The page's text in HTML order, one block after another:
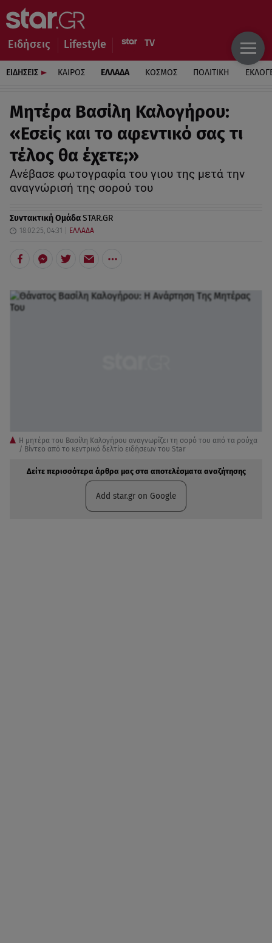
Ειδήσεις Lifestyle
ΕΙΔΗΣΕΙΣ ΚΑΙΡΟΣ ΕΛΛΑΔΑ ΚΟΣΜΟΣ ΠΟΛΙΤΙΚΗ
Μητέρα Βασίλη Καλογήρου:
«Εσείς και το αφεντικό σας τι
τέλος θα έχετε;»
Ανέβασε φωτογραφία του γιου της μετά την
αναγνώρισή της σορού του
Συντακτική ΟμάδαSTAR.GR
18.02.25, 04:31 ΕΛΛΑΔΑ
H μητέρα του Βασίλη Καλογήρου αναγνωρίζει τη σορό του από τα ρούχα
/ Βίντεο από το κεντρικό δελτίο ειδήσεων του Star
Δείτε περισσότερα άρθρα μας στα αποτελέσματα αναζήτησης
Add star.gr on Google